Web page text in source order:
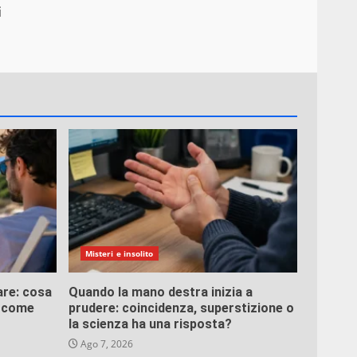
cosa
Misteri e insolito
Quando la mano destra inizia a
prudere: coincidenza, superstizione o
la scienza ha una risposta?
Ago 7, 2026